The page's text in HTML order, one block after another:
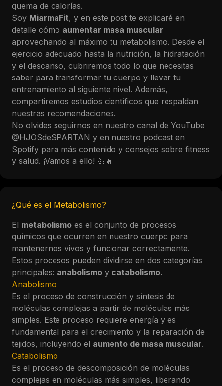
quema de calorías.
Soy MiarmaFit, y en este post te explicaré en
detalle cómo aumentar masa muscular
aprovechando al máximo tu metabolismo. Desde el
ejercicio adecuado hasta la nutrición, la hidratación
y el descanso, cubriremos todo lo que necesitas
saber para transformar tu cuerpo y llevar tu
entrenamiento al siguiente nivel. Además,
compartiremos estudios científicos que respaldan
nuestras recomendaciones.
No olvides seguirnos en nuestro canal de YouTube
@HJOSdeSPARTAN y en nuestro podcast en
Spotify para más contenido y consejos sobre fitness
y salud. ¡Vamos a ello! 💪🔥
¿Qué es el Metabolismo?
El metabolismo es el conjunto de procesos
químicos que ocurren en nuestro cuerpo para
mantenernos vivos y funcionar correctamente.
Estos procesos pueden dividirse en dos categorías
principales: anabolismo y catabolismo.
Anabolismo
Es el proceso de construcción y síntesis de
moléculas complejas a partir de moléculas más
simples. Este proceso requiere energía y es
fundamental para el crecimiento y la reparación de
tejidos, incluyendo el aumento de masa muscular.
Catabolismo
Es el proceso de descomposición de moléculas
complejas en moléculas más simples, liberando